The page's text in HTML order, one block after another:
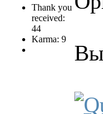
Thank you
received:
44
Karma: 9